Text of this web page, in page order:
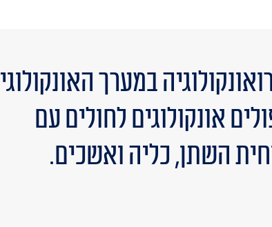
במערך האונקולוגי
אונקולוגים לחולים עם
השתן, כליה ואשכים.